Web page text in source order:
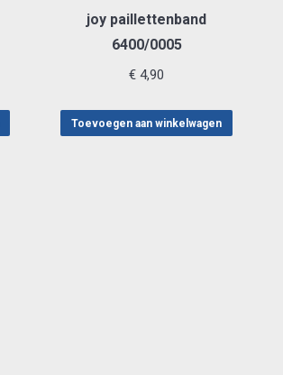
joy paillettenband
6400/0005
€ 4,90
Toevoegen aan winkelwagen